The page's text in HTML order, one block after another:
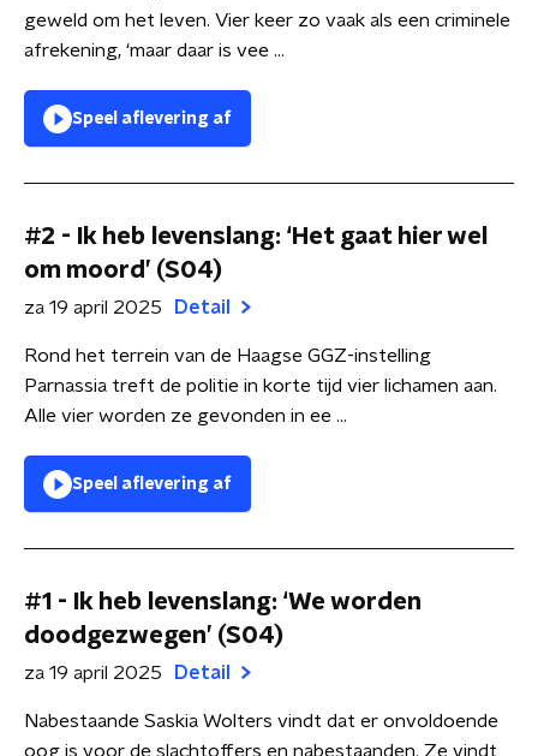
geweld om het leven. Vier keer zo vaak als een criminele
afrekening, ‘maar daar is vee ...
Speel aflevering af
#2 - Ik heb levenslang: ‘Het gaat hier wel
om moord’ (S04)
za 19 april 2025 Detail
Rond het terrein van de Haagse GGZ-instelling
Parnassia treft de politie in korte tijd vier lichamen aan.
Alle vier worden ze gevonden in ee ...
Speel aflevering af
#1 - Ik heb levenslang: ‘We worden
doodgezwegen’ (S04)
za 19 april 2025 Detail
Nabestaande Saskia Wolters vindt dat er onvoldoende
oog is voor de slachtoffers en nabestaanden. Ze vindt